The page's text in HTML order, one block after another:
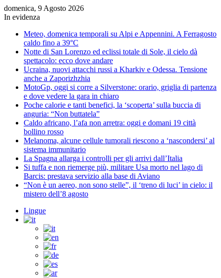
domenica, 9 Agosto 2026
In evidenza
Meteo, domenica temporali su Alpi e Appennini. A Ferragosto
caldo fino a 39°C
Notte di San Lorenzo ed eclissi totale di Sole, il cielo dà
spettacolo: ecco dove andare
Ucraina, nuovi attacchi russi a Kharkiv e Odessa. Tensione
anche a Zaporizhzhia
MotoGp, oggi si corre a Silverstone: orario, griglia di partenza
e dove vedere la gara in chiaro
Poche calorie e tanti benefici, la ‘scoperta’ sulla buccia di
anguria: “Non buttatela”
Caldo africano, l’afa non arretra: oggi e domani 19 città
bollino rosso
Melanoma, alcune cellule tumorali riescono a ‘nascondersi’ al
sistema immunitario
La Spagna allarga i controlli per gli arrivi dall’Italia
Si tuffa e non riemerge più, militare Usa morto nel lago di
Barcis: prestava servizio alla base di Aviano
“Non è un aereo, non sono stelle”, il ‘treno di luci’ in cielo: il
mistero dell’8 agosto
Lingue